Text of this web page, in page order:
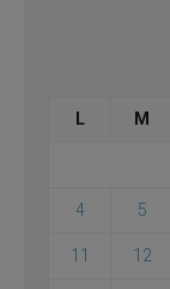
L M
4 5
11 12